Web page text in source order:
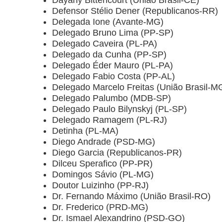
Defensor Stélio Dener (Republicanos-RR)
Delegada Ione (Avante-MG)
Delegado Bruno Lima (PP-SP)
Delegado Caveira (PL-PA)
Delegado da Cunha (PP-SP)
Delegado Éder Mauro (PL-PA)
Delegado Fabio Costa (PP-AL)
Delegado Marcelo Freitas (União Brasil-
Delegado Palumbo (MDB-SP)
Delegado Paulo Bilynskyj (PL-SP)
Delegado Ramagem (PL-RJ)
Detinha (PL-MA)
Diego Andrade (PSD-MG)
Diego Garcia (Republicanos-PR)
Dilceu Sperafico (PP-PR)
Domingos Sávio (PL-MG)
Doutor Luizinho (PP-RJ)
Dr. Fernando Máximo (União Brasil-RO)
Dr. Frederico (PRD-MG)
Dr. Ismael Alexandrino (PSD-GO)